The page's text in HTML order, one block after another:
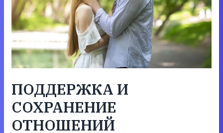
ПОДДЕРЖКА И
СОХРАНЕНИЕ
ОТНОШЕНИЙ